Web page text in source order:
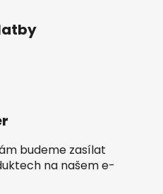
budeme zasílat
na našem e-